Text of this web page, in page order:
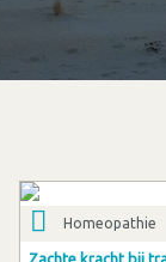
Homeopathie
Zachte kracht bij